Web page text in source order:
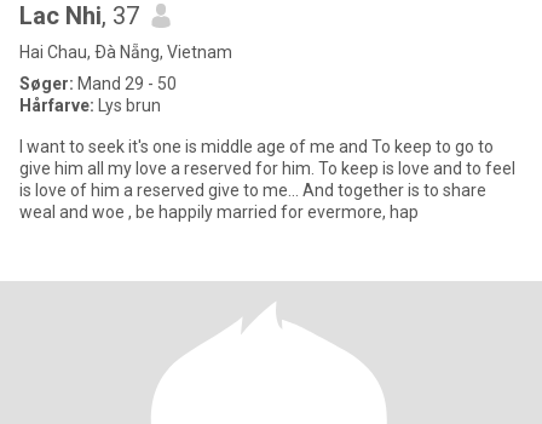
Lac Nhi, 37
Hai Chau, Ðà Nẵng, Vietnam
Søger: Mand 29 - 50
Hårfarve: Lys brun
I want to seek it's one is middle age of me and To keep to go to
give him all my love a reserved for him. To keep is love and to feel
is love of him a reserved give to me... And together is to share
weal and woe , be happily married for evermore, hap